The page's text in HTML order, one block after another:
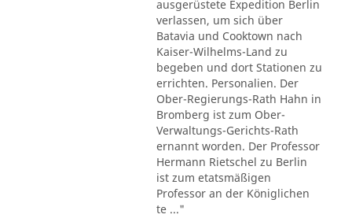
ausgerüstete Expedition Berlin
verlassen, um sich über
Batavia und Cooktown nach
Kaiser-Wilhelms-Land zu
begeben und dort Stationen zu
errichten. Personalien. Der
Ober-Regierungs-Rath Hahn in
Bromberg ist zum Ober-
Verwaltungs-Gerichts-Rath
ernannt worden. Der Professor
Hermann Rietschel zu Berlin
ist zum etatsmäßigen
Professor an der Königlichen
te ..."